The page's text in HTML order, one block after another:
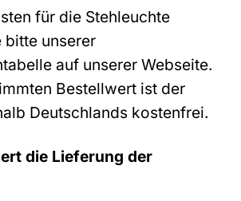
für die Stehleuchte
bitte unserer
auf unserer Webseite.
Bestellwert ist der
Deutschlands kostenfrei.
die Lieferung der